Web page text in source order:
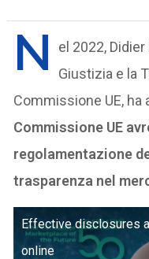
N
el 2022,
Giustizia e la
Commissione UE, ha
Commissione UE
regolamentazione
trasparenza nel
Effective disclosures
online